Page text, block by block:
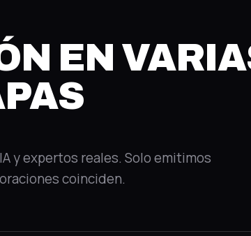
EN
y expertos reales. Solo emitimos
coinciden.